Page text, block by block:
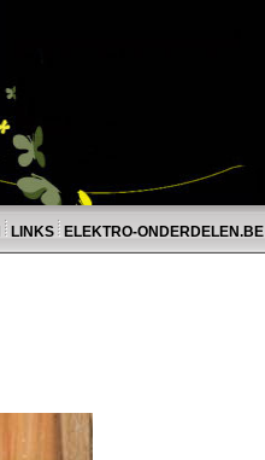
LINKS ELEKTRO-ONDERDELEN.BE